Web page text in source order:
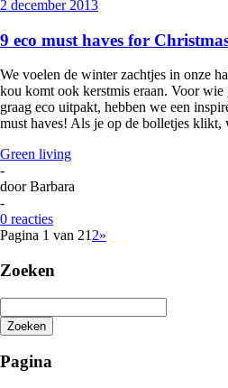
2 december 2013
9 eco must haves for
We voelen de winter zachtjes in onze
kou komt ook kerstmis eraan. Voor wie
graag eco uitpakt, hebben we een
must haves! Als je op de bolletjes klikt,
Green living
-
doorBarbara
-
0 reacties
Pagina 1 van 21 2»
Zoeken
Zoeken
zoeken
Pagina